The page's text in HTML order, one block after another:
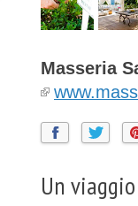
Masseria
Un